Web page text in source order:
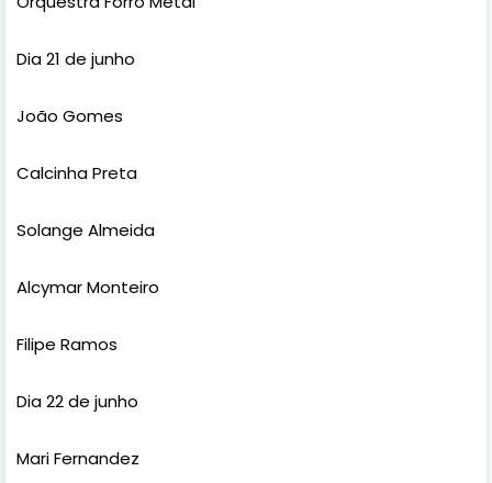
Dia 21 de junho
João Gomes
Calcinha Preta
Solange Almeida
Alcymar Monteiro
Filipe Ramos
Dia 22 de junho
Mari Fernandez